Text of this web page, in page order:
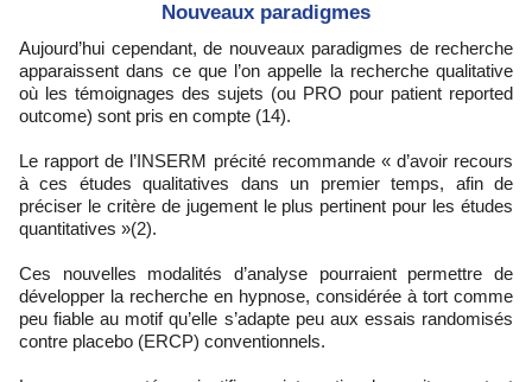
Nouveaux paradigmes
Aujourd’hui cependant, de nouveaux paradigmes de recherche
apparaissent dans ce que l’on appelle la recherche qualitative
où les témoignages des sujets (ou PRO pour patient reported
outcome) sont pris en compte (14).
Le rapport de l’INSERM précité recommande « d’avoir recours
à ces études qualitatives dans un premier temps, afin de
préciser le critère de jugement le plus pertinent pour les études
quantitatives »(2).
Ces nouvelles modalités d’analyse pourraient permettre de
développer la recherche en hypnose, considérée à tort comme
peu fiable au motif qu’elle s’adapte peu aux essais randomisés
contre placebo (ERCP) conventionnels.